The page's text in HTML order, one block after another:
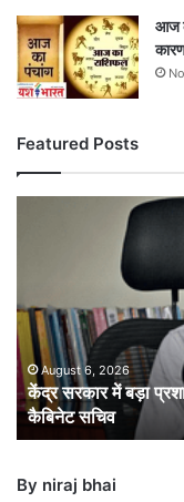
आज
Featured Posts
फेरबदल,
डॉ.
टी.वी.
सोमनाथन
बने
नए
सचिव
August 6, 2026
केंद्र सरकार में बड़ा
कैबिनेट सचिव
By niraj bhai